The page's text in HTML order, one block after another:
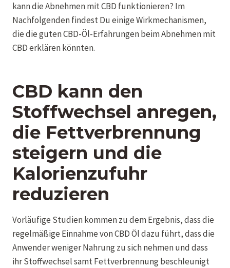
kann die Abnehmen mit CBD funktionieren? Im
Nachfolgenden findest Du einige Wirkmechanismen,
die die guten CBD-Öl-Erfahrungen beim Abnehmen mit
CBD erklären könnten.
CBD kann den
Stoffwechsel anregen,
die Fettverbrennung
steigern und die
Kalorienzufuhr
reduzieren
Vorläufige Studien kommen zu dem Ergebnis, dass die
regelmäßige Einnahme von CBD Öl dazu führt, dass die
Anwender weniger Nahrung zu sich nehmen und dass
ihr Stoffwechsel samt Fettverbrennung beschleunigt